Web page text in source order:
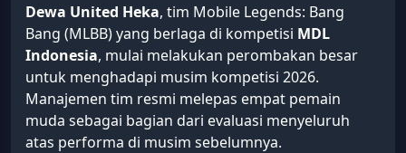
Dewa United Heka, tim Mobile Legends: Bang
Bang (MLBB) yang berlaga di kompetisi MDL
Indonesia, mulai melakukan perombakan besar
untuk menghadapi musim kompetisi 2026.
Manajemen tim resmi melepas empat pemain
muda sebagai bagian dari evaluasi menyeluruh
atas performa di musim sebelumnya.